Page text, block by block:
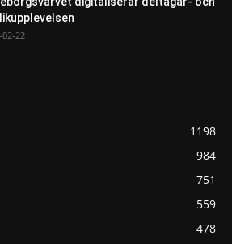
02-22
1198
984
751
559
478